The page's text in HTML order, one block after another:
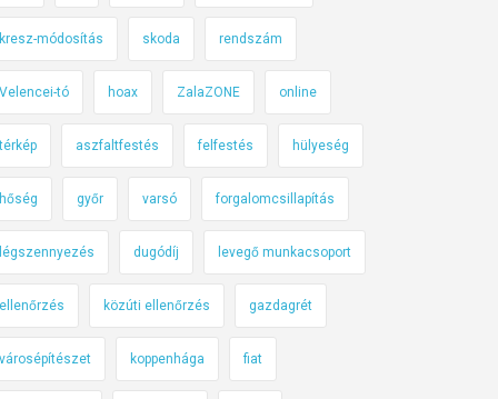
kresz-módosítás skoda rendszám
Velencei-tó hoax ZalaZONE online
térkép aszfaltfestés felfestés hülyeség
hőség győr varsó forgalomcsillapítás
légszennyezés dugódíj levegő munkacsoport
ellenőrzés közúti ellenőrzés gazdagrét
városépítészet koppenhága fiat